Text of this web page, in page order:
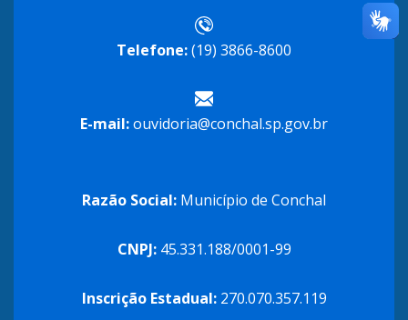
Telefone:(19) 3866-8600
E-mail:ouvidoria@conchal.sp.gov.br
Razão Social: Município de Conchal
CNPJ:45.331.188/0001-99
Inscrição Estadual:270.070.357.119